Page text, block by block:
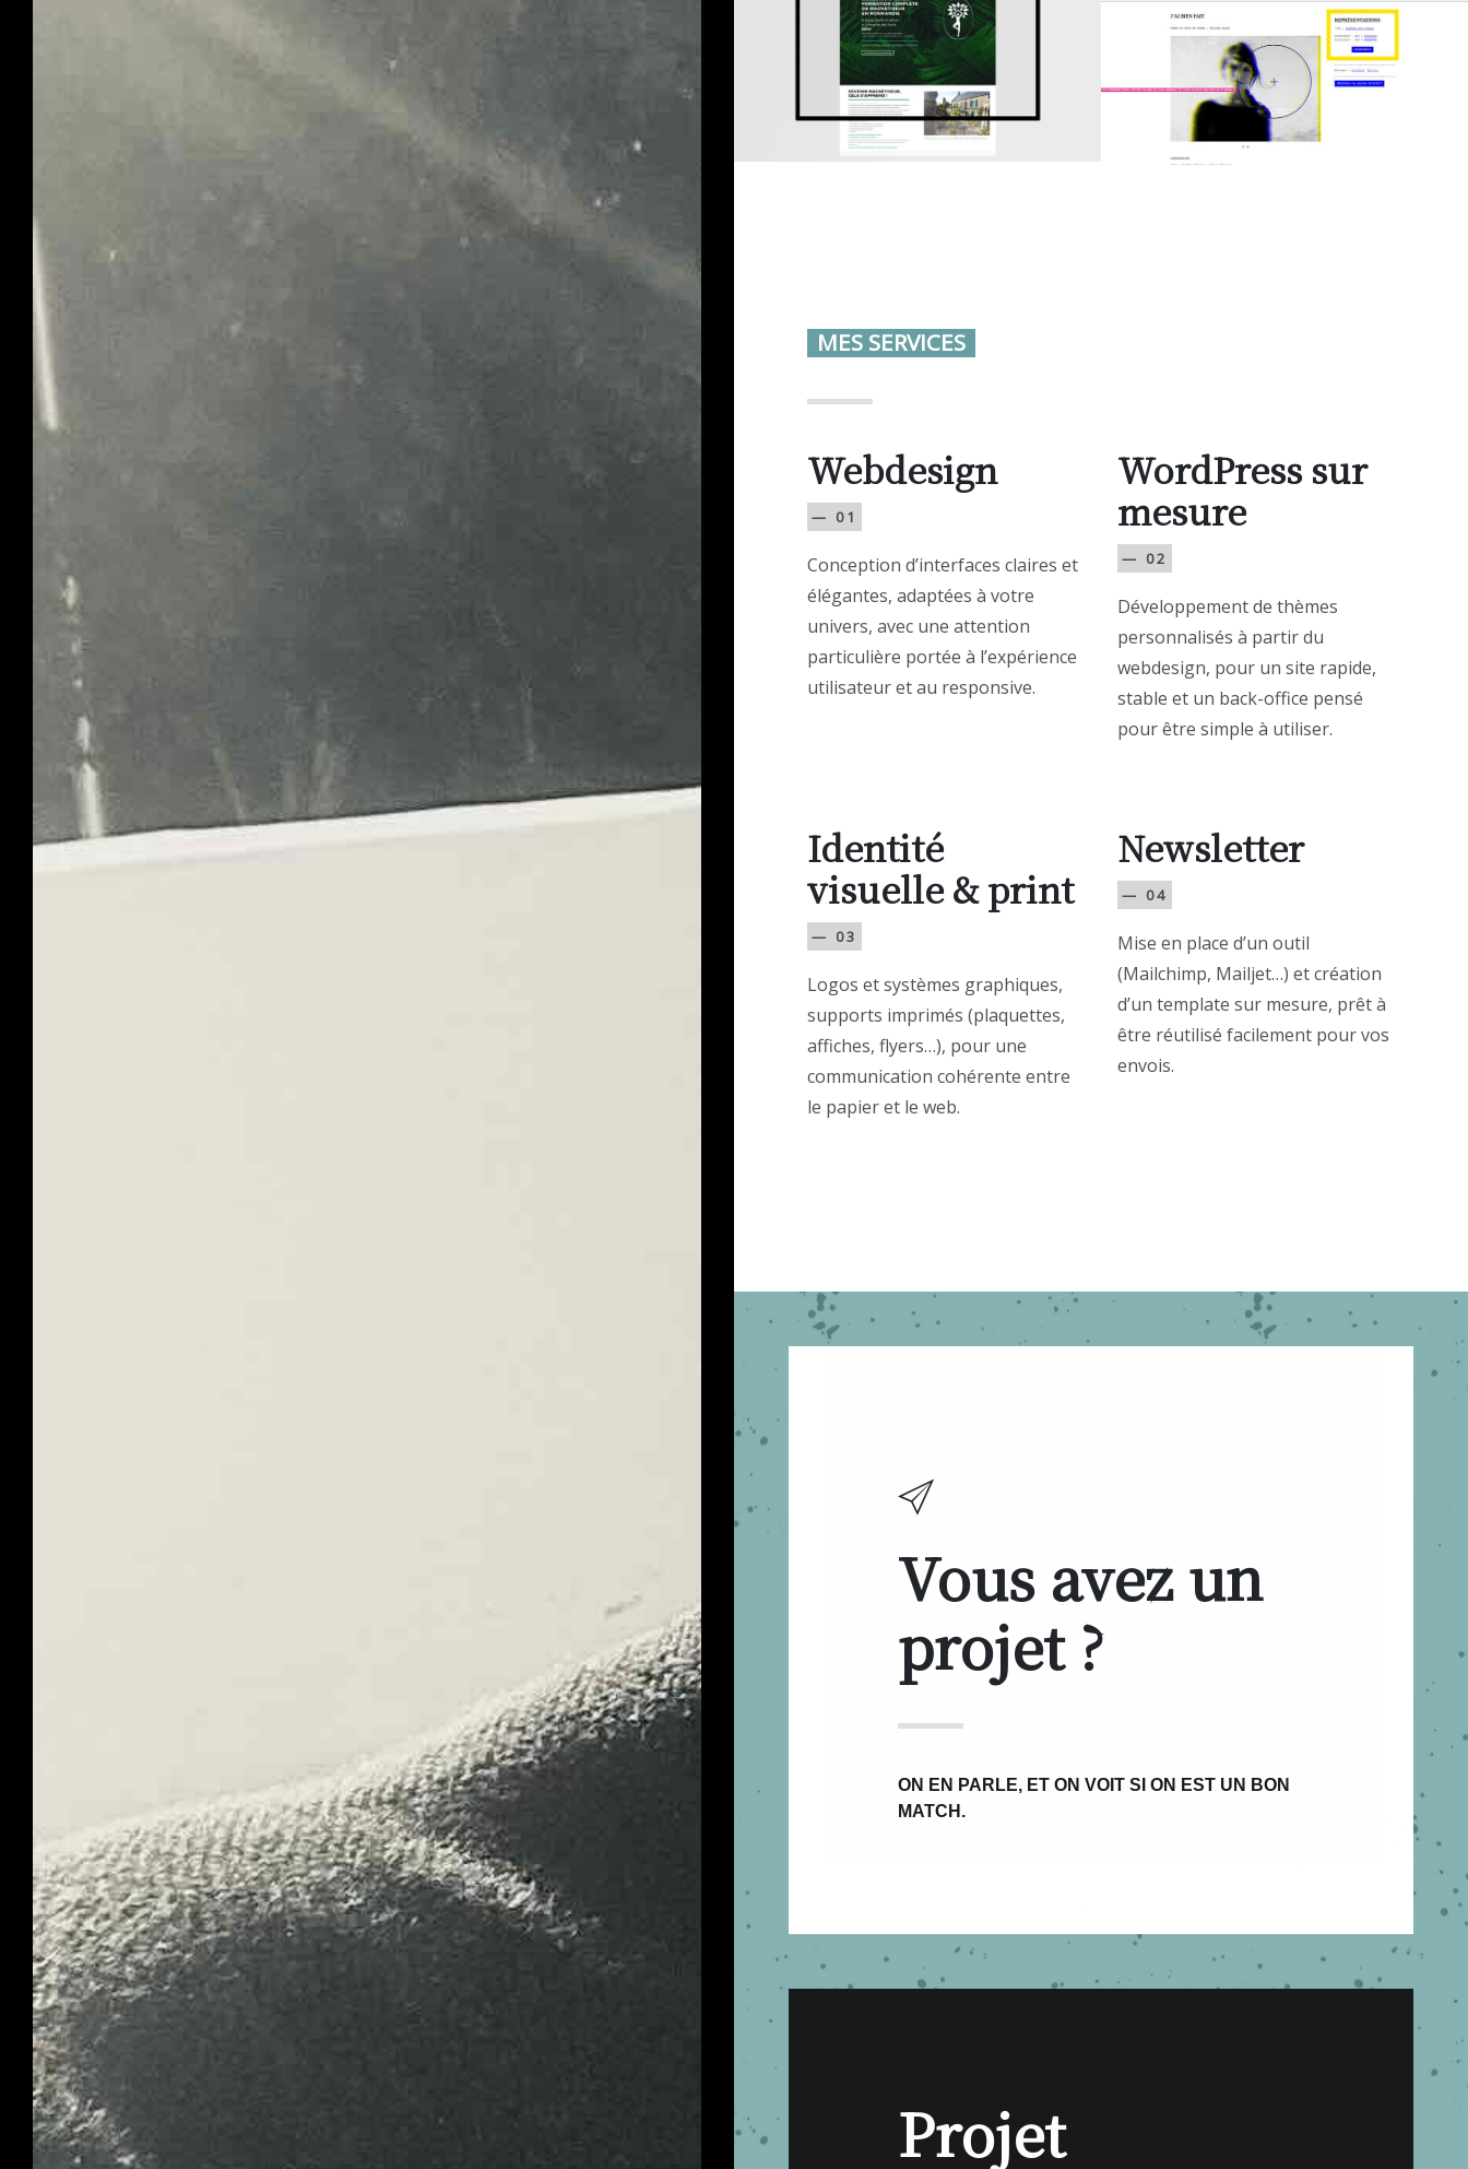
MES SERVICES
Webdesign
— 01
Conception d’interfaces claires et
élégantes, adaptées à votre
univers, avec une attention
particulière portée à l’expérience
utilisateur et au responsive.
WordPress sur
mesure
— 02
Développement de thèmes
personnalisés à partir du
webdesign, pour un site rapide,
stable et un back-office pensé
pour être simple à utiliser.
Identité
visuelle & print
— 03
Logos et systèmes graphiques,
supports imprimés (plaquettes,
affiches, flyers…), pour une
communication cohérente entre
le papier et le web.
Newsletter
— 04
Mise en place d’un outil
(Mailchimp, Mailjet…) et création
d’un template sur mesure, prêt à
être réutilisé facilement pour vos
envois.
Vous avez un
projet ?
ON EN PARLE, ET ON VOIT SI ON EST UN BON
MATCH.
Projet